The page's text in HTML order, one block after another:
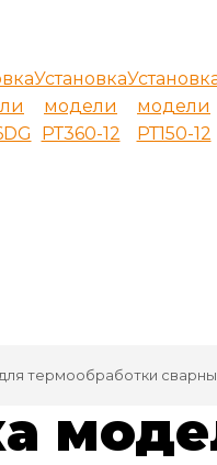
Установка
модели
РТ360-12
модели
РТ150-12
термообработки